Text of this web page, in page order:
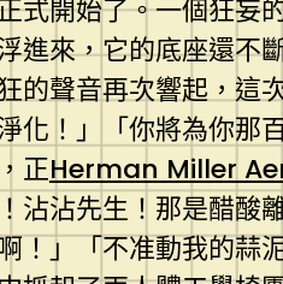
式開始了。一個狂
進來，它的底座還
的聲音再次響起，
！」「你將為你那
正Herman Miller
沾沾先生！那是醋
！」「不准動我的蒜